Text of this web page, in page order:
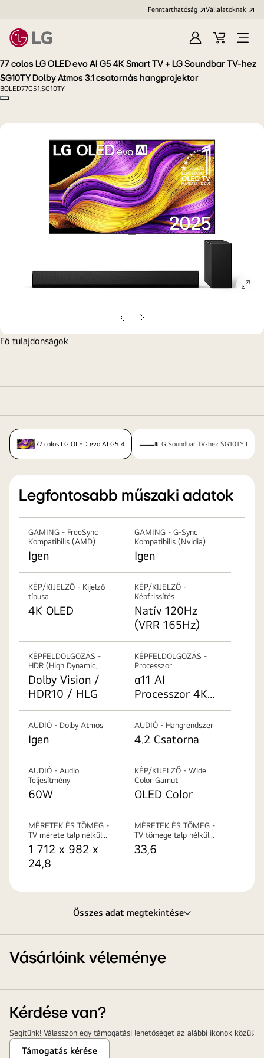
Fenntarthatóság Vállalatoknak
Bejelentkezés
KosárMenü
77 colos LG OLED evo AI G5 4K Smart TV + LG Soundbar TV-hez
SG10TY Dolby Atmos 3.1 csatornás hangprojektor
BOLED77G51.SG10TY
Copy model name
Előző
oldal
Következő
oldal
Fő tulajdonságok
77 colos LG OLED evo AI G5 4K Smart TV 2025LG Soundbar TV-hez SG10TY
Legfontosabb műszaki adatok
GAMING - FreeSync
Kompatibilis (AMD)
Igen
GAMING - G-Sync
Kompatibilis (Nvidia)
Igen
KÉP/KIJELZŐ - Kijelző
típusa
4K OLED
KÉP/KIJELZŐ -
Képfrissítés
Natív 120Hz
(VRR 165Hz)
KÉPFELDOLGOZÁS -
HDR (High Dynamic
Range)
Dolby Vision /
HDR10 / HLG
KÉPFELDOLGOZÁS -
Processzor
α11 AI
Processzor 4K
Gen2
AUDIÓ - Dolby Atmos
Igen
AUDIÓ - Hangrendszer
4.2 Csatorna
AUDIÓ - Audio
Teljesítmény
60W
KÉP/KIJELZŐ - Wide
Color Gamut
OLED Color
MÉRETEK ÉS TÖMEG -
TV mérete talp nélkül
(SzéxMaxMé mm)
1 712 x 982 x
24,8
MÉRETEK ÉS TÖMEG -
TV tömege talp nélkül
(kg)
33,6
Összes adat megtekintése
Vásárlóink véleménye
Kérdése van?
Segítünk! Válasszon egy támogatási lehetőséget az alábbi ikonok közül:
Támogatás kérése